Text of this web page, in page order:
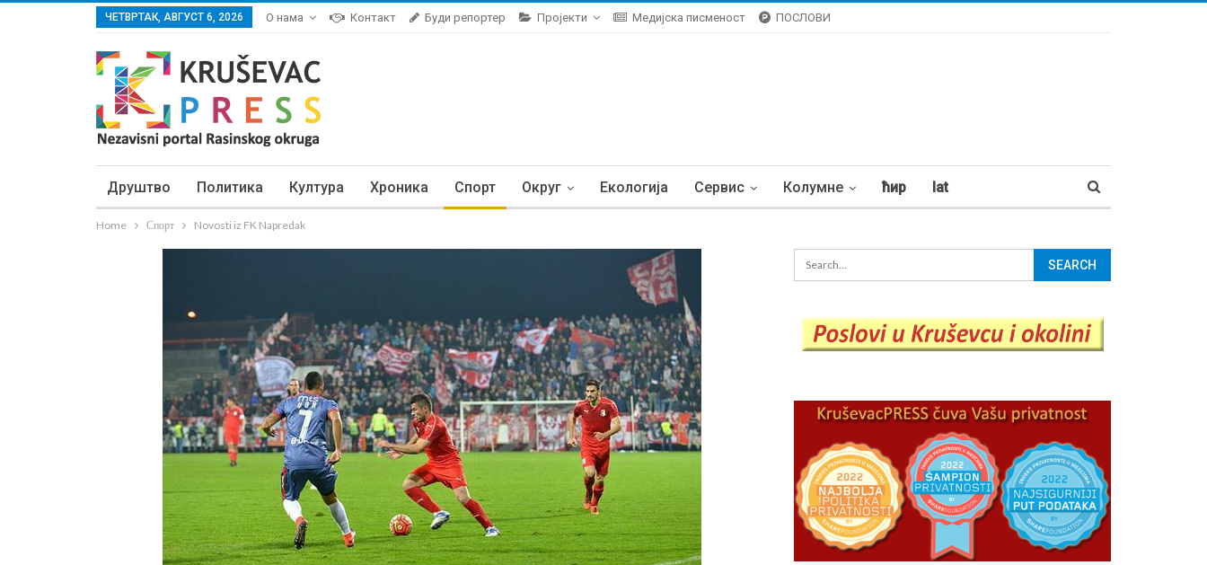
ЧЕТВРТАК, АВГУСТ 6, 2026 О нама Контакт Буди репортер Пројекти Медијска писменост ПОСЛОВИ
Друштво Политика Култура Хроника Спорт Округ Екологија Сервис Колумне ћир lat
Home Спорт Novosti iz FK Napredak